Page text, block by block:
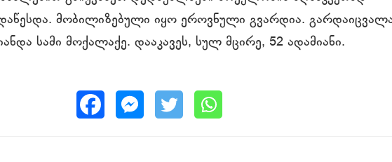
მობილიზებული იყო ეროვნული გვარდია.
სამი მოქალაქე. დააკავეს, სულ მცირე, 52 ადამიანი.